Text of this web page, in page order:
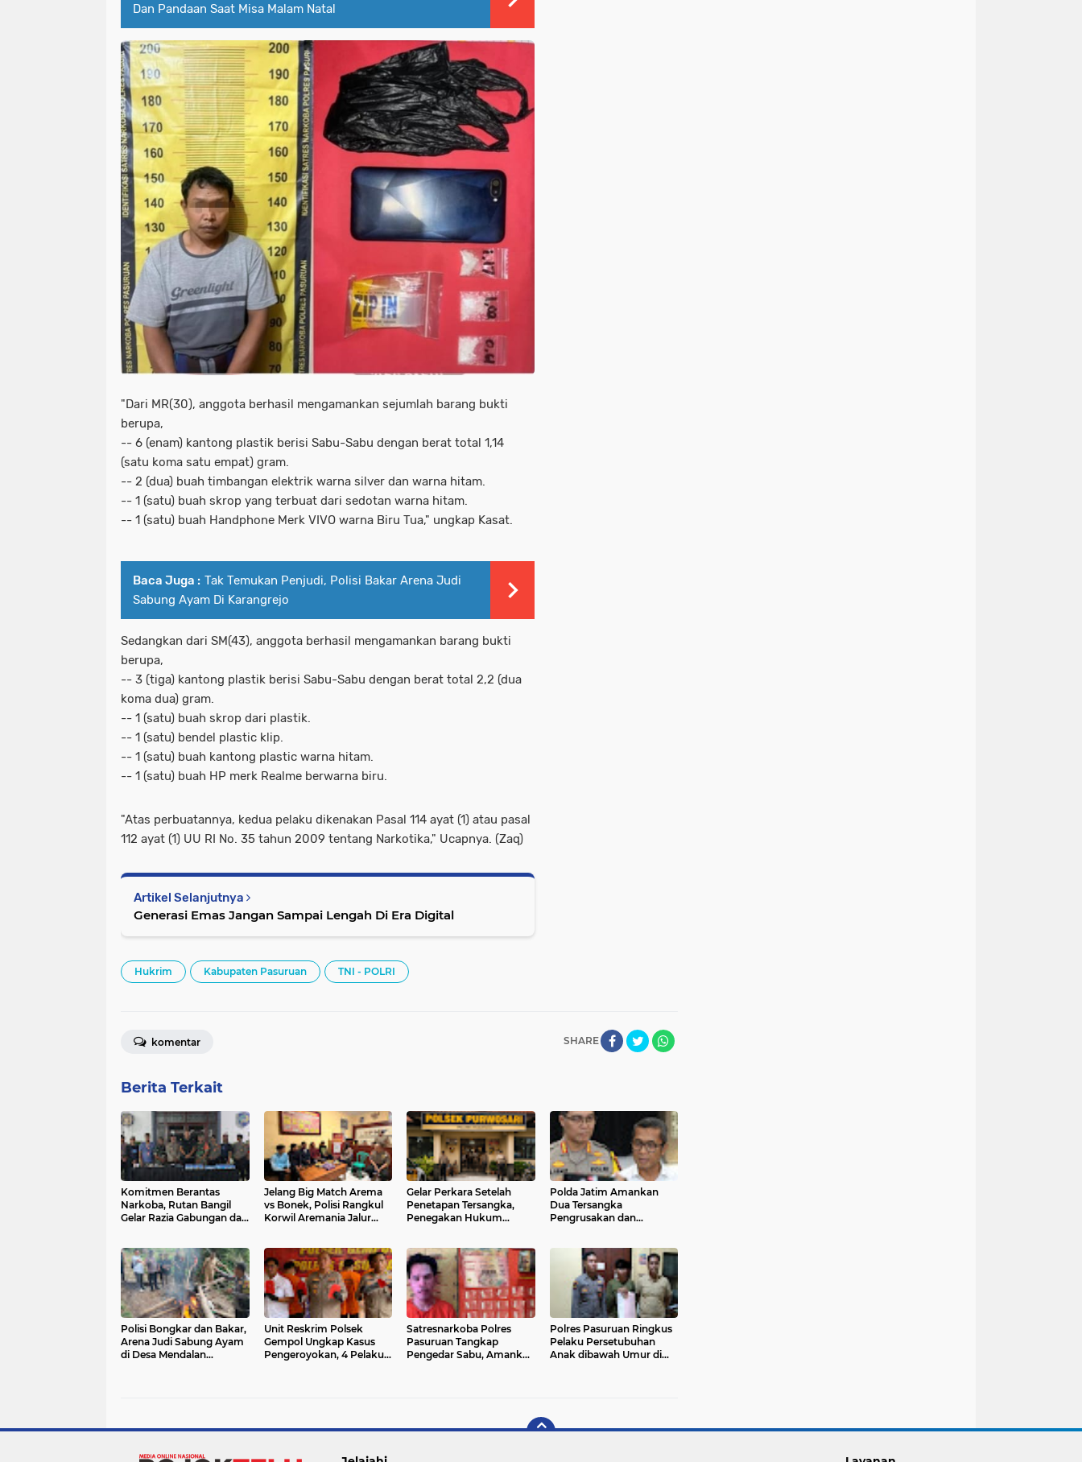
Dan Pandaan Saat Misa Malam Natal
"Dari MR(30), anggota berhasil mengamankan sejumlah barang bukti
berupa,
-- 6 (enam) kantong plastik berisi Sabu-Sabu dengan berat total 1,14
(satu koma satu empat) gram.
-- 2 (dua) buah timbangan elektrik warna silver dan warna hitam.
-- 1 (satu) buah skrop yang terbuat dari sedotan warna hitam.
-- 1 (satu) buah Handphone Merk VIVO warna Biru Tua," ungkap Kasat.
Baca Juga : Tak Temukan Penjudi, Polisi Bakar Arena Judi
Sabung Ayam Di Karangrejo
Sedangkan dari SM(43), anggota berhasil mengamankan barang bukti
berupa,
-- 3 (tiga) kantong plastik berisi Sabu-Sabu dengan berat total 2,2 (dua
koma dua) gram.
-- 1 (satu) buah skrop dari plastik.
-- 1 (satu) bendel plastic klip.
-- 1 (satu) buah kantong plastic warna hitam.
-- 1 (satu) buah HP merk Realme berwarna biru.
"Atas perbuatannya, kedua pelaku dikenakan Pasal 114 ayat (1) atau pasal
112 ayat (1) UU RI No. 35 tahun 2009 tentang Narkotika," Ucapnya. (Zaq)
Artikel Selanjutnya
Generasi Emas Jangan Sampai Lengah Di Era Digital
Hukrim Kabupaten Pasuruan TNI - POLRI
SHARE
komentar
Berita Terkait
Komitmen Berantas
Narkoba, Rutan Bangil
Gelar Razia Gabungan dan
Jelang Big Match Arema
vs Bonek, Polisi Rangkul
Korwil Aremania Jalur
Gelar Perkara Setelah
Penetapan Tersangka,
Penegakan Hukum
Polda Jatim Amankan
Dua Tersangka
Pengrusakan dan
Polisi Bongkar dan Bakar,
Arena Judi Sabung Ayam
di Desa Mendalan
Unit Reskrim Polsek
Gempol Ungkap Kasus
Pengeroyokan, 4 Pelaku
Satresnarkoba Polres
Pasuruan Tangkap
Pengedar Sabu, Amankan
Polres Pasuruan Ringkus
Pelaku Persetubuhan
Anak dibawah Umur di